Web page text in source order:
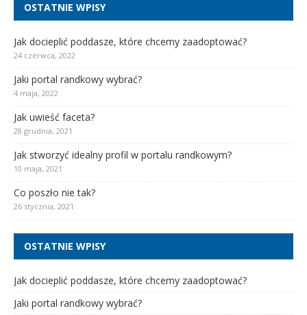
OSTATNIE WPISY
Jak docieplić poddasze, które chcemy zaadoptować?
24 czerwca, 2022
Jaki portal randkowy wybrać?
4 maja, 2022
Jak uwieść faceta?
28 grudnia, 2021
Jak stworzyć idealny profil w portalu randkowym?
10 maja, 2021
Co poszło nie tak?
26 stycznia, 2021
OSTATNIE WPISY
Jak docieplić poddasze, które chcemy zaadoptować?
Jaki portal randkowy wybrać?